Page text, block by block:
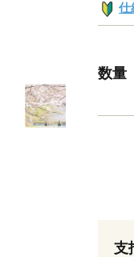
仕
数量
支